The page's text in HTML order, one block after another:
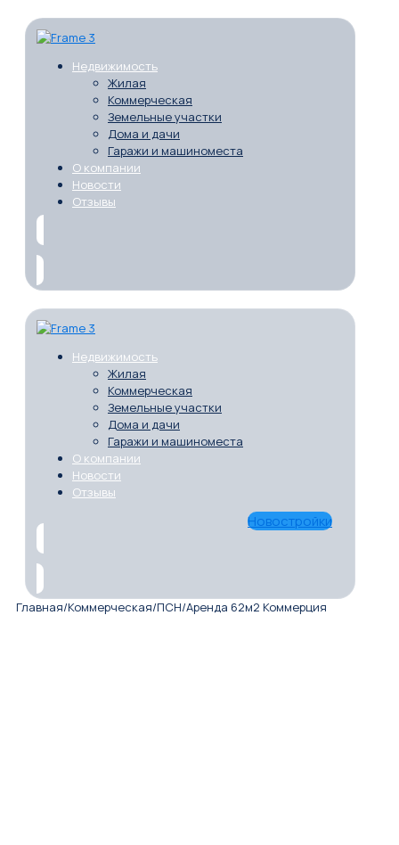
Недвижимость
Жилая
Коммерческая
Земельные участки
Дома и дачи
Гаражи и машиноместа
О компании
Новости
Отзывы
Недвижимость
Жилая
Коммерческая
Земельные участки
Дома и дачи
Гаражи и машиноместа
О компании
Новости
Отзывы
Новостройки
Главная/Коммерческая/ПСН/Аренда 62м2 Коммерция